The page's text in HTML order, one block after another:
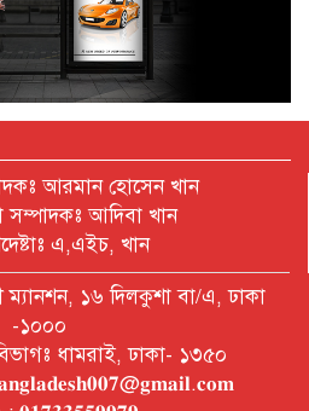
স্থানীয় সরকার নির্বাচন
লক্ষ্যে প্রস্তুতি চলছে : ইসি
সফরে দেশের মানুষের স্বার্থ নিয়ে
বলেছি : প্রধানমন্ত্রী
বাংলাদেশের গুরুত্বপূর্ণ সহযোগি:
আরমান হোসেন খান
সম্পাদকঃ আদিবা খান
এ,এইচ, খান
ম্যানশন, ১৬ দিলকুশা বা/এ, ঢাকা
-১০০০
ধামরাই, ঢাকা- ১৩৫০